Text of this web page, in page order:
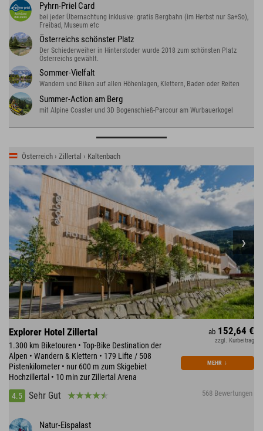
Pyhrn-Priel Card
bei jeder Übernachtung inklusive: gratis Bergbahn (im Herbst nur Sa+So),
Freibad, Museum etc
Österreichs schönster Platz
Der Schiederweiher in Hinterstoder wurde 2018 zum schönsten Platz
Österreichs gewählt.
Sommer-Vielfalt
Wandern und Biken auf allen Höhenlagen, Klettern, Baden oder Reiten
Summer-Action am Berg
mit Alpine Coaster und 3D Bogenschieß-Parcour am Wurbauerkogel
Österreich › Zillertal › Kaltenbach
Explorer Hotel Zillertal
1.300 km Biketouren • Top-Bike Destination der
Alpen • Wandern & Klettern • 179 Lifte / 508
Pistenkilometer • nur 600 m zum Skigebiet
Hochzillertal • 10 min zur Zillertal Arena
4.5
Sehr Gut 568 Bewertungen
ab 152,64 €
zzgl. Kurbeitrag
MEHR ↓
Natur-Eispalast